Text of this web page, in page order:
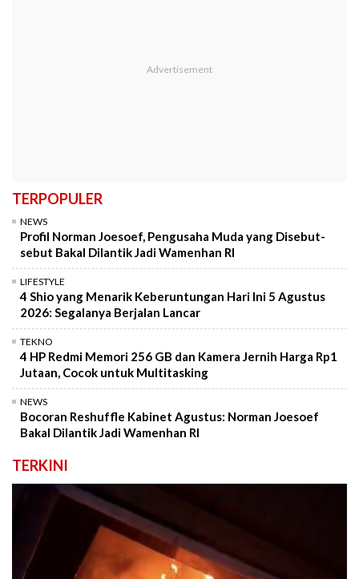
TERPOPULER
NEWS
Profil Norman Joesoef, Pengusaha Muda yang Disebut-
sebut Bakal Dilantik Jadi Wamenhan RI
LIFESTYLE
4 Shio yang Menarik Keberuntungan Hari Ini 5 Agustus
2026: Segalanya Berjalan Lancar
TEKNO
4 HP Redmi Memori 256 GB dan Kamera Jernih Harga Rp1
Jutaan, Cocok untuk Multitasking
NEWS
Bocoran Reshuffle Kabinet Agustus: Norman Joesoef
Bakal Dilantik Jadi Wamenhan RI
TERKINI